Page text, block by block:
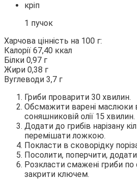
кріп
1 пучок
Харчова цінність на 100 г:
Калорії 67,40 ккал
Білки 0,97 г
Жири 0,38 г
Вуглеводи 3,7 г
Гриби проварити 30 хвилин.
Обсмажити варені маслюки
соняшниковій олії 15 хвилин.
Додати до грибів нарізану
перемішати ложкою.
Покласти в сковорідку
Посолити, поперчити,
Розкласти смажені гриби
закрити ключем.